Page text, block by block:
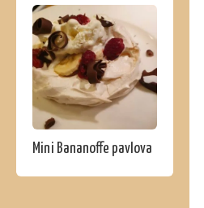
Mini Bananoffe pavlova